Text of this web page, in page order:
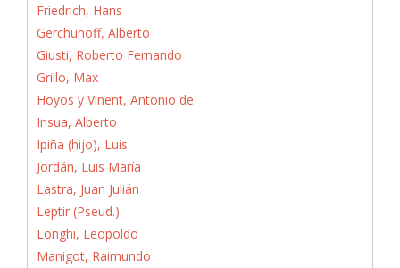
Friedrich, Hans
Gerchunoff, Alberto
Giusti, Roberto Fernando
Grillo, Max
Hoyos y Vinent, Antonio de
Insua, Alberto
Ipiña (hijo), Luis
Jordán, Luis María
Lastra, Juan Julián
Leptir (Pseud.)
Longhi, Leopoldo
Manigot, Raimundo